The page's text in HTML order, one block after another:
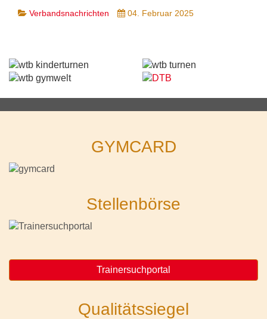
Verbandsnachrichten 04. Februar 2025
GYMCARD
Stellenbörse
Trainersuchportal
Qualitätssiegel